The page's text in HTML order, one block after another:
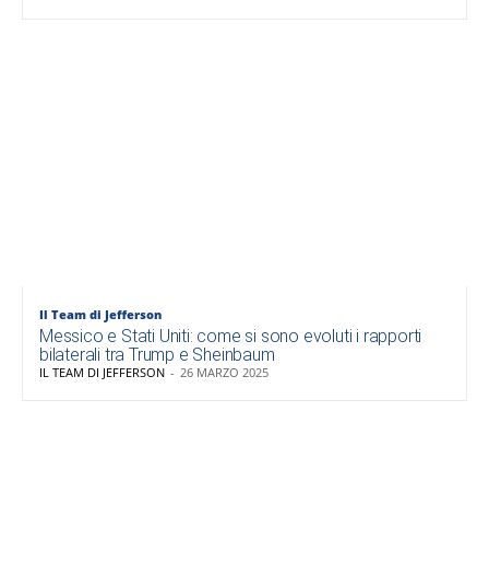
Il Team di Jefferson
Messico e Stati Uniti: come si sono evoluti i rapporti
bilaterali tra Trump e Sheinbaum
IL TEAM DI JEFFERSON - 26 MARZO 2025